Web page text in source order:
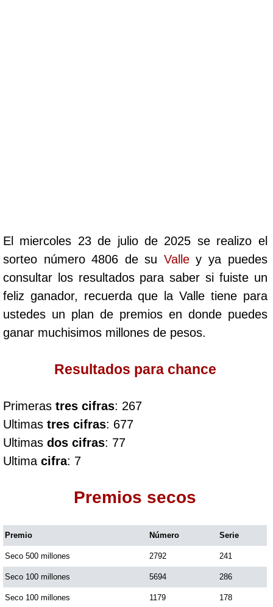
Cafeterito Noche
Caribeña Día
Caribeña Noche
Culona día
Culona noche
Dorado Mañana
Dorado Noche
El miercoles 23 de julio de 2025 se realizo el
sorteo número 4806 de su Valley ya puedes
consultar los resultados para saber si fuiste un
feliz ganador, recuerda que la Valle tiene para
ustedes un plan de premios en donde puedes
ganar muchisimos millones de pesos.
Resultados para chance
Primeras tres cifras: 267
Ultimas tres cifras: 677
Ultimas dos cifras: 77
Ultima cifra: 7
Premios secos
Premio Número Serie
Seco 500 millones 2792 241
Seco 100 millones 5694 286
Seco 100 millones 1179 178